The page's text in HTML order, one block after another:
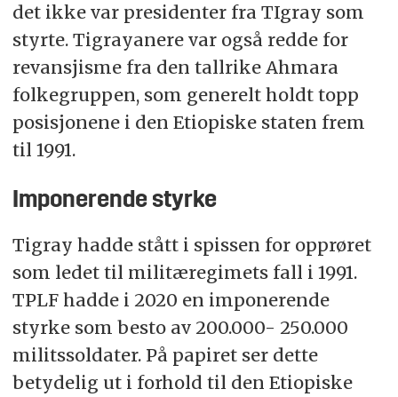
det ikke var presidenter fra TIgray som
styrte. Tigrayanere var også redde for
revansjisme fra den tallrike Ahmara
folkegruppen, som generelt holdt topp
posisjonene i den Etiopiske staten frem
til 1991.
Imponerende styrke
Tigray hadde stått i spissen for opprøret
som ledet til militæregimets fall i 1991.
TPLF hadde i 2020 en imponerende
styrke som besto av 200.000- 250.000
militssoldater. På papiret ser dette
betydelig ut i forhold til den Etiopiske